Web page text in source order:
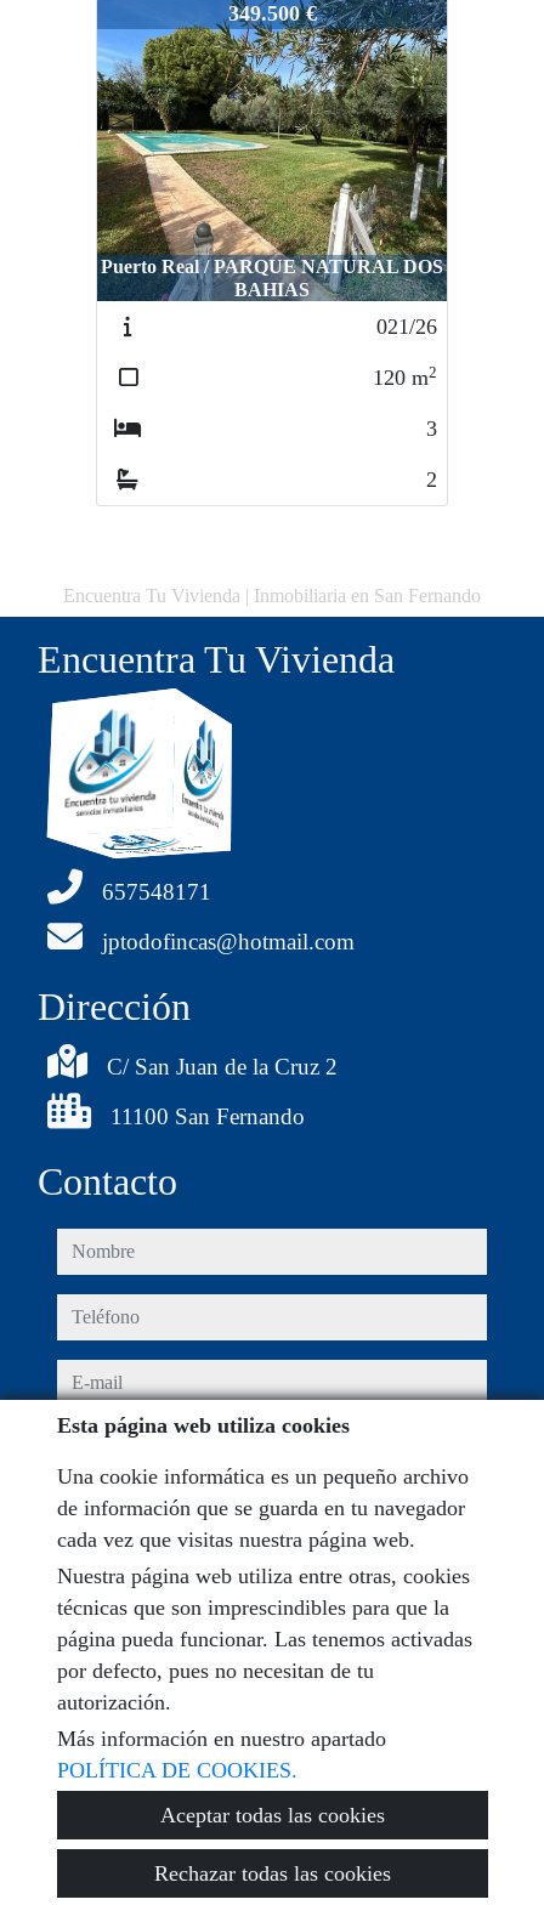
349.500 €
Puerto Real / PARQUE NATURAL DOS
BAHIAS
021/26
120 m2
3
2
Encuentra Tu Vivienda | Inmobiliaria en San Fernando
Encuentra Tu Vivienda
657548171
jptodofincas@hotmail.com
Dirección
C/ San Juan de la Cruz 2
11100 San Fernando
Contacto
nombre
teléfono
e-mail
He leído y acepto las condiciones de uso y
mensaje
Captcha
Enviar
Esta página web utiliza cookies
Una cookie informática es un pequeño archivo
de información que se guarda en tu navegador
cada vez que visitas nuestra página web.
Nuestra página web utiliza entre otras, cookies
técnicas que son imprescindibles para que la
página pueda funcionar. Las tenemos activadas
por defecto, pues no necesitan de tu
autorización.
Más información en nuestro apartado
POLÍTICA DE COOKIES.
Aceptar todas las cookies
Rechazar todas las cookies